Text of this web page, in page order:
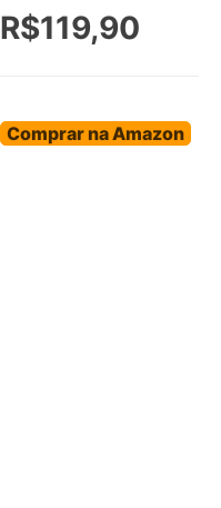
R$119,90
Comprar na Amazon